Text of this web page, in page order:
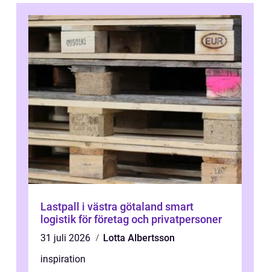
Lastpall i västra götaland smart
logistik för företag och privatpersoner
31 juli 2026
Lotta Albertsson
inspiration